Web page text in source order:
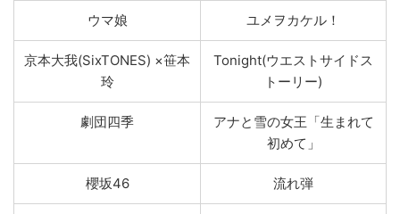
ウマ娘 ユメヲカケル！
京本大我(SixTONES) ×笹本
玲
Tonight(ウエストサイドス
トーリー)
劇団四季
アナと雪の女王「生まれて
初めて」
櫻坂46 流れ弾